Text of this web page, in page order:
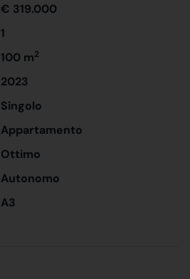
€ 319.000
1
100 m2
2023
Singolo
Appartamento
Ottimo
Autonomo
A3